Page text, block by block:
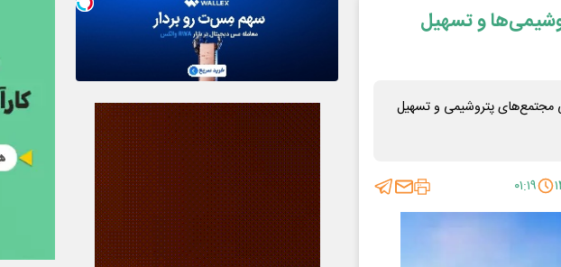
منطقه یکو تسهیل
مجتمع‌های پتروشیمی‌ و تسهیل
۰۱:۱۹